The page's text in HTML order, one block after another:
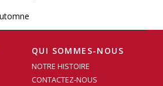
QUI SOMMES-NOUS
NOTRE HISTOIRE
CONTACTEZ-NOUS